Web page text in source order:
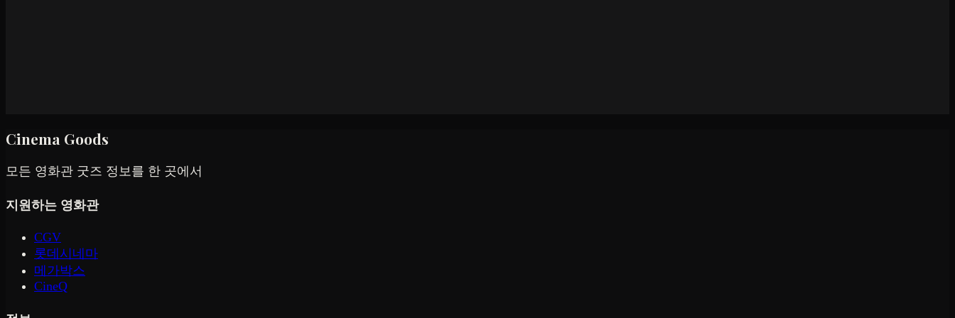
Cinema Goods
모든 영화관 굿즈 정보를 한 곳에서
지원하는 영화관
CGV
롯데시네마
메가박스
CineQ